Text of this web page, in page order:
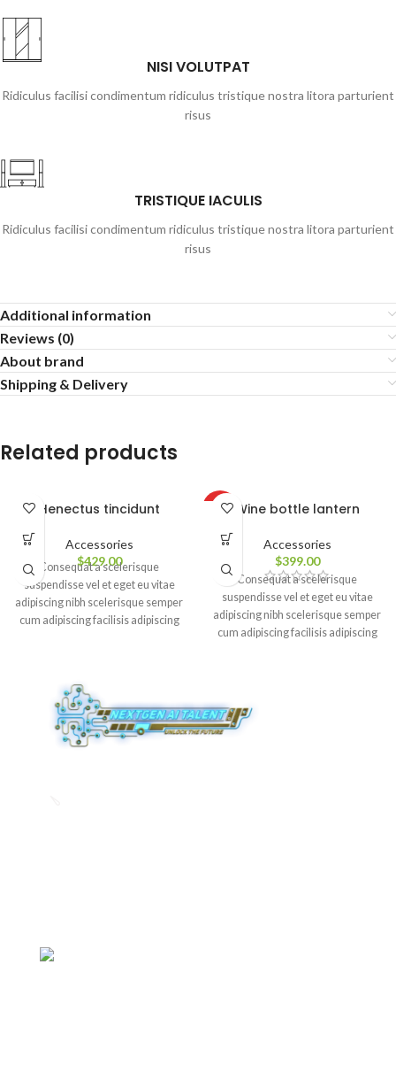
NISI VOLUTPAT
Ridiculus facilisi condimentum ridiculus tristique nostra litora parturient
risus
TRISTIQUE IACULIS
Ridiculus facilisi condimentum ridiculus tristique nostra litora parturient
risus
Additional information
Reviews (0)
About brand
Shipping & Delivery
Related products
Henectus tincidunt
Accessories
$429.00
Consequat a scelerisque
suspendisse vel et eget eu vitae
adipiscing nibh scelerisque semper
cum adipiscing facilisis adipiscing
purus nec ipsum a urna ac
ullamcorper varius metus blandit
posuere.
HOT Wine bottle lantern
Accessories
$399.00
Consequat a scelerisque
suspendisse vel et eget eu vitae
adipiscing nibh scelerisque semper
cum adipiscing facilisis adipiscing
ullamcorper varius metus blandit